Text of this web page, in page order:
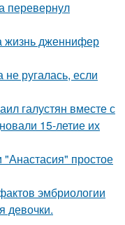
перевернул
жизнь дженнифер
ругалась, если
галустян вместе с
15-летие их
простое
эмбриологии
девочки.